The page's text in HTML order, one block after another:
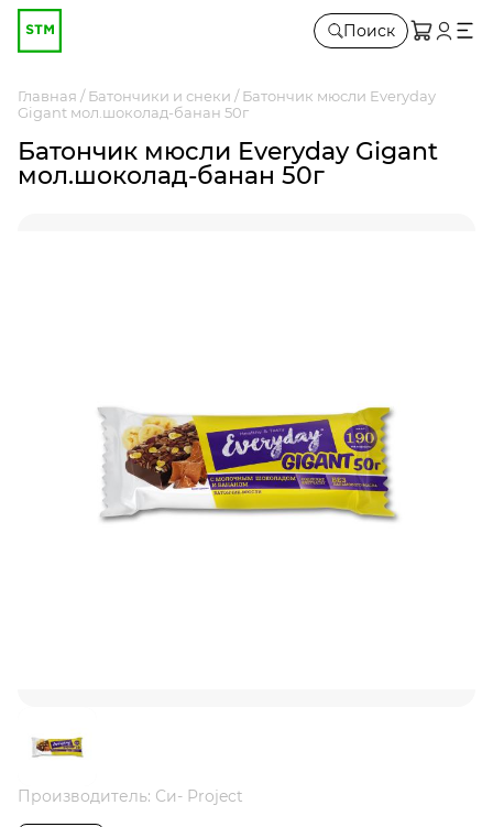
Поиск
Главная Батончики и снеки
Батончик мюсли Everyday
Gigant мол.шоколад-банан 50г
Батончик мюсли Everyday Gigant
мол.шоколад-банан 50г
Производитель: Си- Project